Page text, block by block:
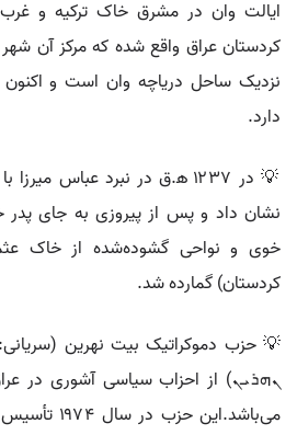
ایالت وان در مشرق خاک ترکیه و غرب
کردستان عراق واقع شده که مرکز آن
دارد.
💡 در ۱۲۳۷ ه‍.ق در نبرد عباس
نشان داد و پس از پیروزی به جای
خوی و نواحی گشوده‌شده از خاک
کردستان) گمارده شد.
💡 حزب دموکراتیک بیت نهرین
ܢܗܪܝܢ) از احزاب سیاسی آشوری در
می‌باشد.این